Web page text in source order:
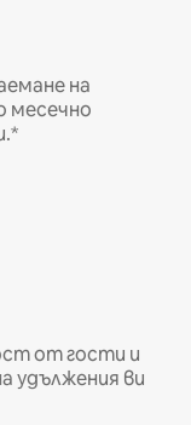
на
месечно
от гости и
удължения ви